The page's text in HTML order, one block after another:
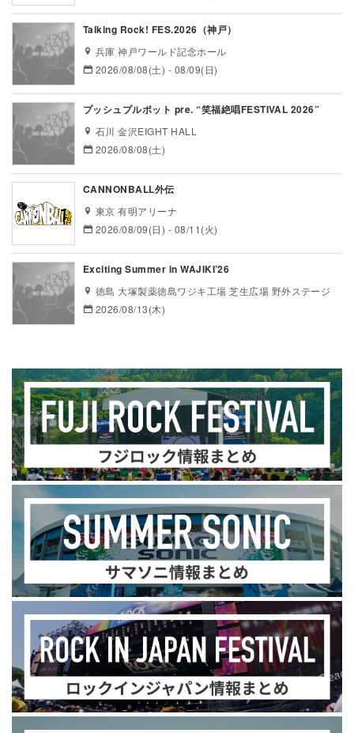
Talking Rock! FES.2026（神戸）
兵庫 神戸ワールド記念ホール
2026/08/08(土) - 08/09(日)
プッシュプルポット pre. “笑福絶唱FESTIVAL 2026”
石川 金沢EIGHT HALL
2026/08/08(土)
CANNONBALL外伝
東京 有明アリーナ
2026/08/09(日) - 08/11(火)
Exciting Summer in WAJIKI’26
徳島 大塚製薬徳島ワジキ工場 芝生広場 野外ステージ
2026/08/13(木)